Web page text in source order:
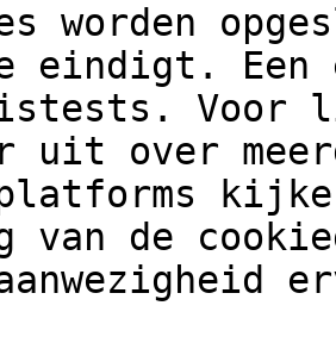
worden
eindigt. Een
Voor
uit over
van de